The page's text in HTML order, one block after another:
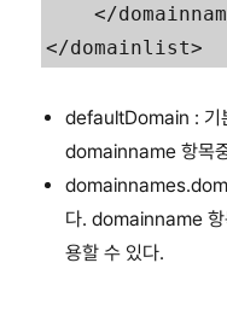
    </domainnames>
</domainlist>
defaultDomain : 기
domainname 항목
다. domainname 항
용할 수 있다.